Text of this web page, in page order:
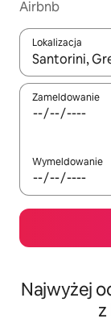
Airbnb
Lokalizacja
Gdy wyniki
Zameldowanie
Wymeldowanie
Najwyżej